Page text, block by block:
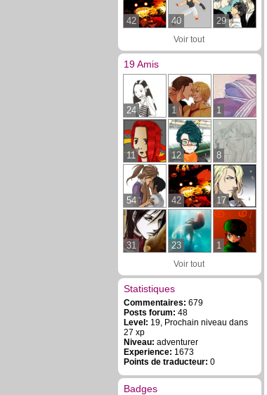
42 40 29
Voir tout
19 Amis
24 1 1
11 12 8
54 42 17
31 23 1
Voir tout
Statistiques
Commentaires: 679
Posts forum: 48
Level: 19, Prochain niveau dans
27 xp
Niveau: adventurer
Experience: 1673
Points de traducteur: 0
Badges